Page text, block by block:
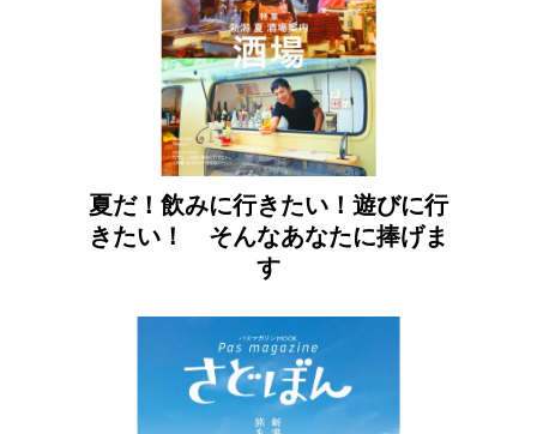
夏だ！飲みに行きたい！遊びに行
きたい！ そんなあなたに捧げま
す